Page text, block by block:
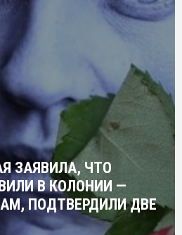
ЗАЯВИЛА, ЧТО
В КОЛОНИИ —
ПОДТВЕРДИЛИ ДВЕ